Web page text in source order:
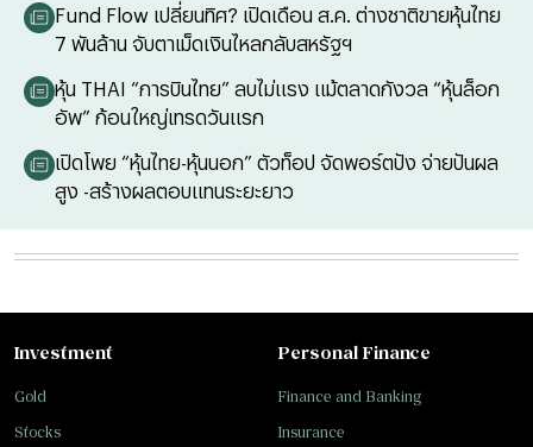
Fund Flow เปลี่ยนทิศ? เปิดเดือน ส.ค. ต่างชาติขายหุ้นไทย
7 พันล้าน จับตาเม็ดเงินไหลกลับสหรัฐฯ
หุ้น THAI “การบินไทย” ลบไม่แรง แม้ตลาดกังวล “หุ้นล็อก
อัพ” ก้อนใหญ่เทรดวันแรก
เปิดโพย “หุ้นไทย-หุ้นนอก” ตัวท็อป จัดพอร์ตปัง จ่ายปันผล
สูง -สร้างผลตอบแทนระยะยาว
Investment
Gold
Stocks
Personal Finance
Finance and Banking
Insurance